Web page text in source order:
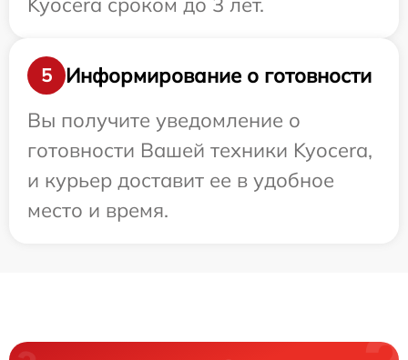
5
Информирование о готовности
Вы получите уведомление о
готовности Вашей техники Kyocera,
и курьер доставит ее в удобное
место и время.